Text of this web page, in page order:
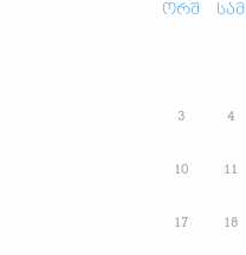
ორშ სამ
3 4
10 11
17 18